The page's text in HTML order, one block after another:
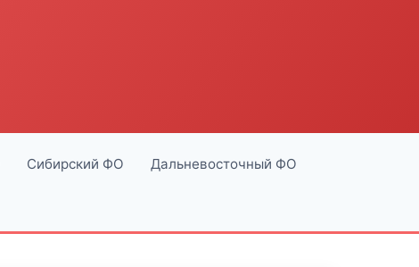
Сибирский ФО Дальневосточный ФО